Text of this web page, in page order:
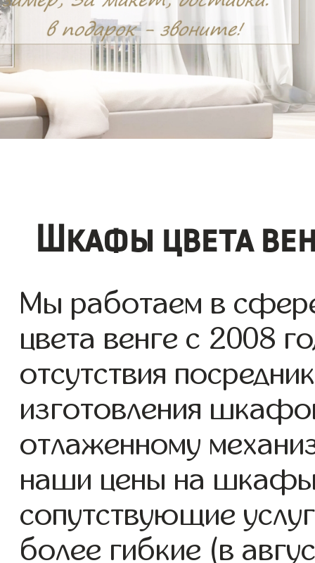
Шкафы цвета
Мы работаем в
цвета венге с 2008
отсутствия
изготовления
отлаженному
наши цены на шкафы
сопутствующие
более гибкие (в